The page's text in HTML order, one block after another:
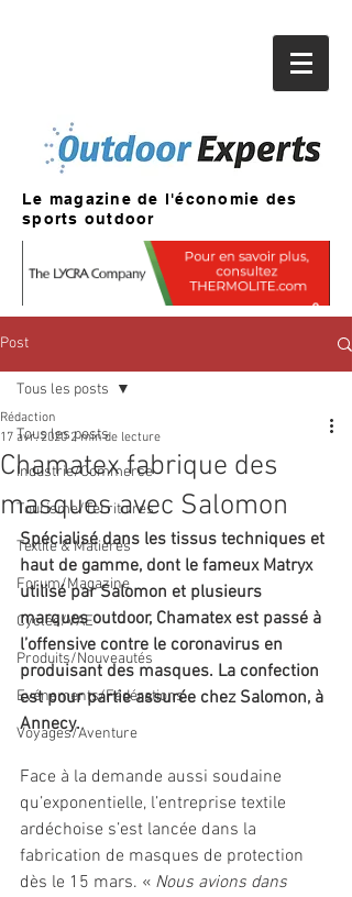
Le magazine de l'économie des
sports outdoor
Post
Tous les posts
Industrie/Commerce
Tourisme/Territoires
Textile & Matières
Forum/Magazine
Cycles/VAE
Produits/Nouveautés
Evénements/Fédérations
Voyages/Aventure
Tous les posts
Chamatex fabrique des
masques avec Salomon
Rédaction
17 avr. 2020 2 min de lecture
Spécialisé dans les tissus techniques et
haut de gamme, dont le fameux Matryx
utilisé par Salomon et plusieurs
marques outdoor, Chamatex est passé à
l’offensive contre le coronavirus en
produisant des masques. La confection
est pour partie assurée chez Salomon, à
Annecy.
Face à la demande aussi soudaine
qu’exponentielle, l’entreprise textile
ardéchoise s’est lancée dans la
fabrication de masques de protection
dès le 15 mars. « Nous avions dans